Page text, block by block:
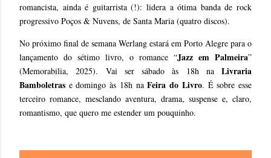
romancista, ainda é guitarrista (!): lidera a ótima banda de rock
progressivo Poços & Nuvens, de Santa Maria (quatro discos).
No próximo final de semana Werlang estará em Porto Alegre para o
lançamento do sétimo livro, o romance “Jazz em Palmeira”
(Memorabilia, 2025). Vai ser sábado às 18h na Livraria
Bamboletras e domingo às 18h naFeira do Livro. É sobre esse
terceiro romance, mesclando aventura, drama, suspense e, claro,
romantismo, que quero me estender um pouquinho.